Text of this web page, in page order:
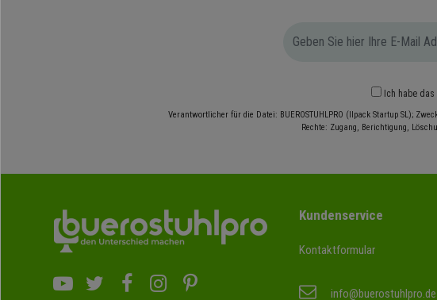
Ich habe das
Verantwortlicher für die Datei: BUEROSTUHLPRO (Ilpack Startup SL);
Rechte: Zugang, Berichtigung,
Kundenservice
Kontaktformular
info@buerostuhlpro.de